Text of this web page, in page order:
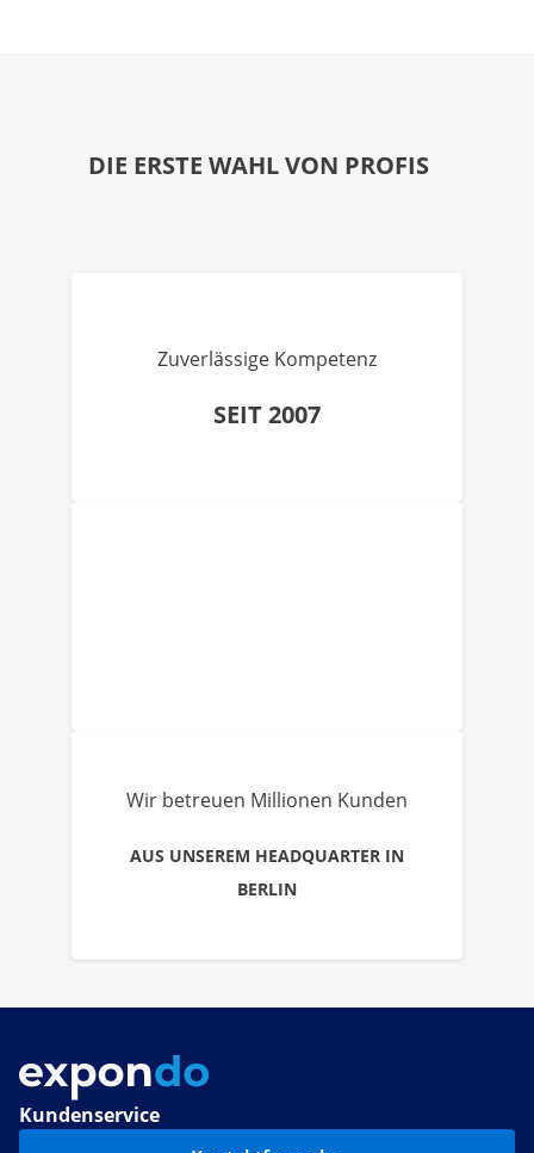
DIE ERSTE WAHL VON PROFIS
Zuverlässige Kompetenz
SEIT 2007
Wir betreuen Millionen Kunden
AUS UNSEREM HEADQUARTER IN
BERLIN
Kundenservice